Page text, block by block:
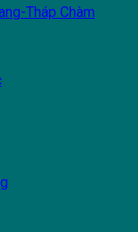
Tháp Chàm